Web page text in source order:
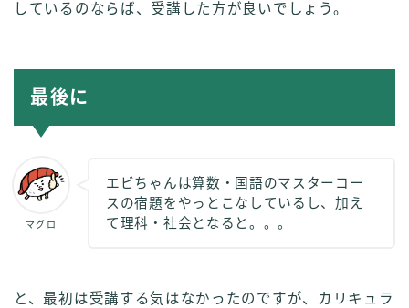
しているのならば、受講した方が良いでしょう。
最後に
マグロ
エビちゃんは算数・国語のマスターコー
スの宿題をやっとこなしているし、加え
て理科・社会となると。。。
と、最初は受講する気はなかったのですが、カリキュラ